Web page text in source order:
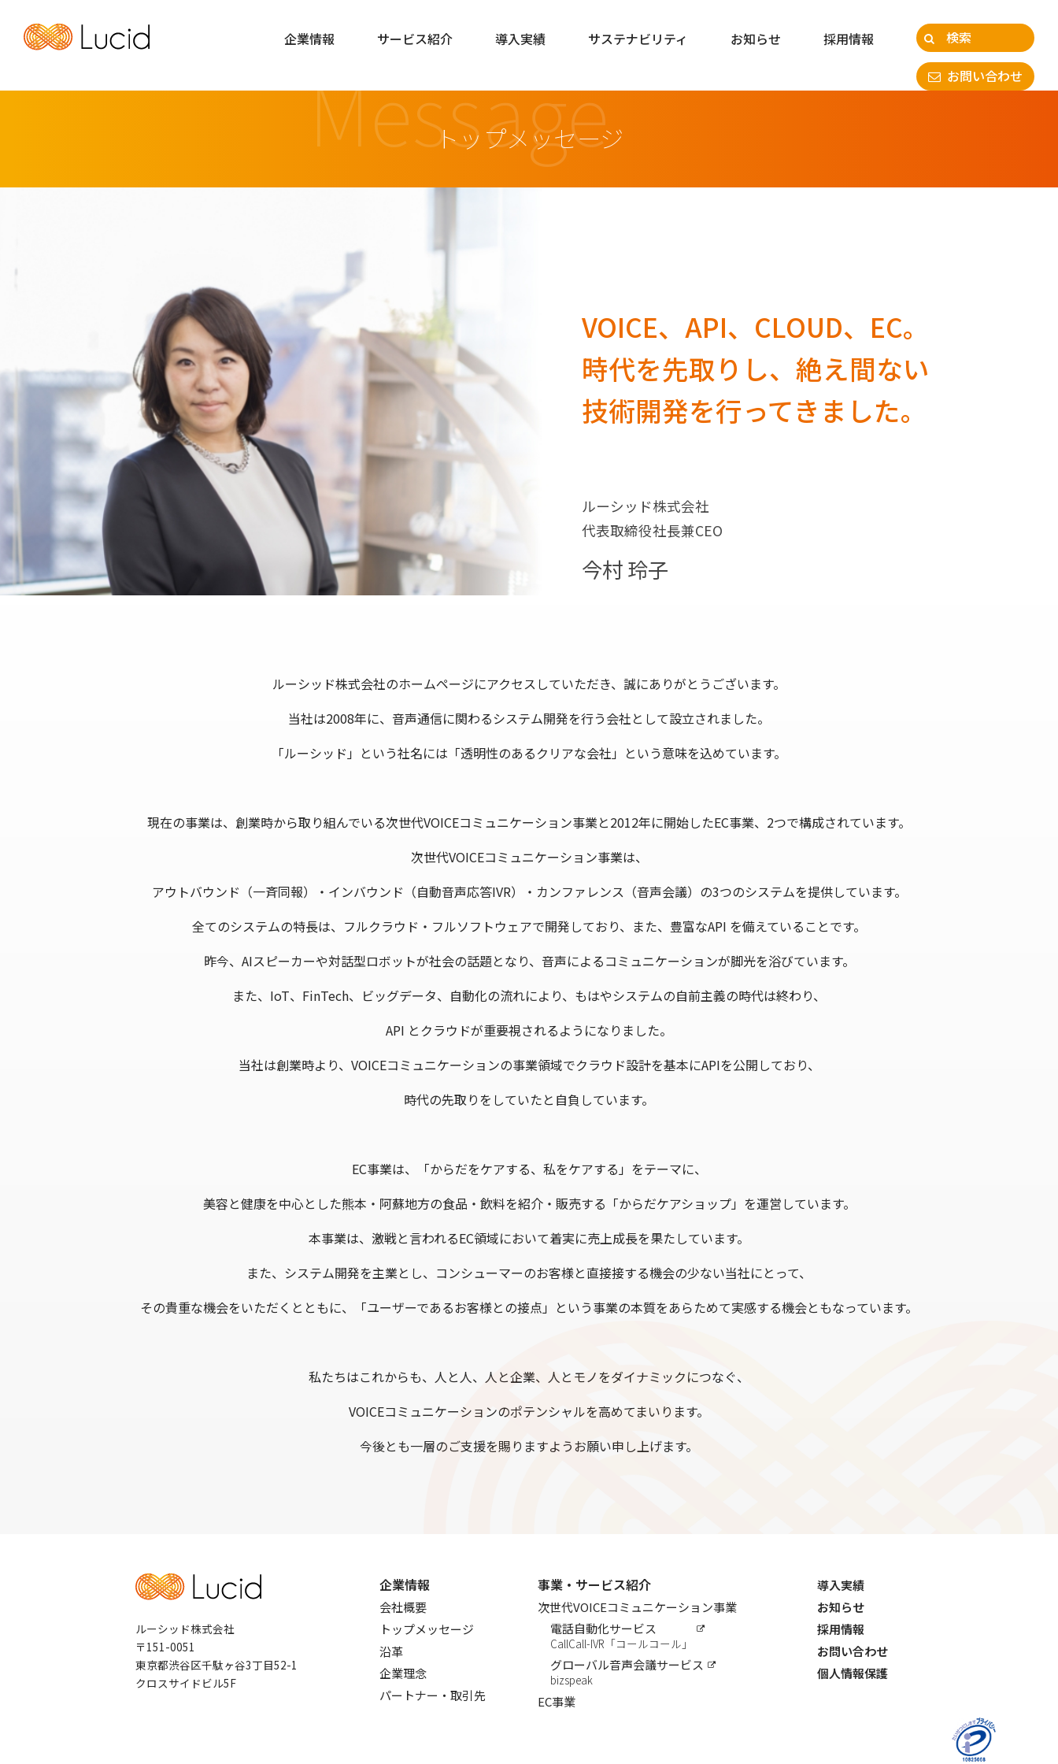
企業情報 サービス紹介 導入実績 サステナビリティ お知らせ
採用情報
お問い合わせ
Message
トップメッセージ
VOICE、API、CLOUD、EC。
時代を先取りし、絶え間ない
技術開発を行ってきました。
ルーシッド株式会社
代表取締役社長兼CEO
今村 玲子
ルーシッド株式会社のホームページにアクセスしていただき、誠にありがとうございます。
当社は2008年に、音声通信に関わるシステム開発を行う会社として設立されました。
「ルーシッド」という社名には「透明性のあるクリアな会社」という意味を込めています。
現在の事業は、創業時から取り組んでいる次世代VOICEコミュニケーション事業と2012年に開始したEC事業、2つで構成されています。
次世代VOICEコミュニケーション事業は、
アウトバウンド（一斉同報）・インバウンド（自動音声応答IVR）・カンファレンス（音声会議）の3つのシステムを提供しています。
全てのシステムの特長は、フルクラウド・フルソフトウェアで開発しており、また、豊富なAPI を備えていることです。
昨今、AIスピーカーや対話型ロボットが社会の話題となり、音声によるコミュニケーションが脚光を浴びています。
また、IoT、FinTech、ビッグデータ、自動化の流れにより、もはやシステムの自前主義の時代は終わり、
API とクラウドが重要視されるようになりました。
当社は創業時より、VOICEコミュニケーションの事業領域でクラウド設計を基本にAPIを公開しており、
時代の先取りをしていたと自負しています。
EC事業は、「からだをケアする、私をケアする」をテーマに、
美容と健康を中心とした熊本・阿蘇地方の食品・飲料を紹介・販売する「からだケアショップ」を運営しています。
本事業は、激戦と言われるEC領域において着実に売上成長を果たしています。
また、システム開発を主業とし、コンシューマーのお客様と直接接する機会の少ない当社にとって、
その貴重な機会をいただくとともに、「ユーザーであるお客様との接点」という事業の本質をあらためて実感する機会ともなっています。
私たちはこれからも、人と人、人と企業、人とモノをダイナミックにつなぐ、
VOICEコミュニケーションのポテンシャルを高めてまいります。
今後とも一層のご支援を賜りますようお願い申し上げます。
企業情報
会社概要
トップメッセージ
沿革
企業理念
パートナー・取引先
事業・サービス紹介
次世代VOICEコミュニケーション事業
電話自動化サービス
CallCall-IVR「コールコール」
グローバル音声会議サービス
bizspeak
EC事業
導入実績
お知らせ
採用情報
お問い合わせ
個人情報保護
ルーシッド株式会社
〒151-0051
東京都渋谷区千駄ヶ谷3丁目52-1
クロスサイドビル5F